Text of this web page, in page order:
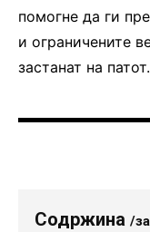
помогне да ги
и ограничените
застанат на патот.
Содржина /